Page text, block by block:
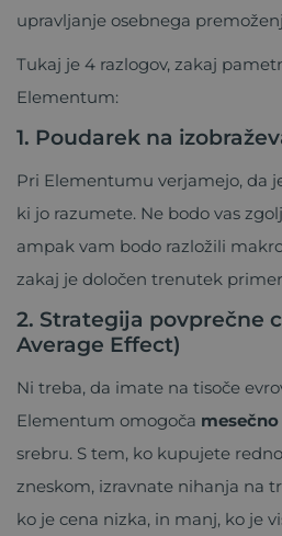
upravljanje osebnega
Tukaj je 4 razlogov, zakaj
Elementum:
1. Poudarek na
Pri Elementumu verjamejo, da
ki jo razumete. Ne bodo vas
ampak vam bodo razložili
zakaj je določen trenutek
2. Strategija povprečne
Average Effect)
Ni treba, da imate na tisoče
Elementum omogoča
srebru. S tem, ko kupujete
zneskom, izravnate nihanja na
ko je cena nizka, in manj, ko je